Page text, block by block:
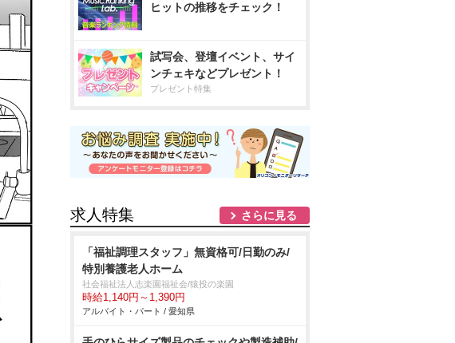
ヒットの推移をチェック！
試写会、登壇イベント、サイ
ンチェキなどプレゼント！
プレゼント特集
求人特集 さらに見る
「福祉調理スタッフ」無資格可/日勤のみ/
特別養護老人ホーム
社会福祉法人志楽園福祉会/猿投の楽園
時給1,140円～1,390円
アルバイト・パート / 愛知県